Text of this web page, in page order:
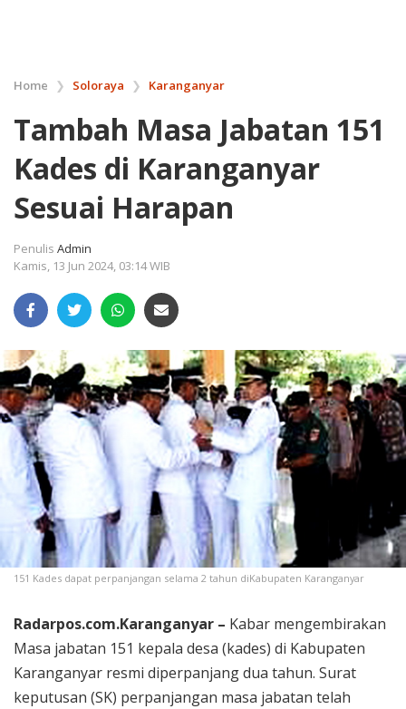
Home ❯ Soloraya ❯ Karanganyar
Tambah Masa Jabatan 151
Kades di Karanganyar
Sesuai Harapan
Penulis Admin
Kamis, 13 Jun 2024, 03:14 WIB
151 Kades dapat perpanjangan selama 2 tahun diKabupaten Karanganyar
Radarpos.com.Karanganyar – Kabar mengembirakan
Masa jabatan 151 kepala desa (kades) di Kabupaten
Karanganyar resmi diperpanjang dua tahun. Surat
keputusan (SK) perpanjangan masa jabatan telah